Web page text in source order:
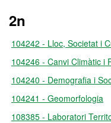
2n
104242 - Lloc, Societat i
104246 - Canvi Climàtic i
104240 - Demografia i
104241 - Geomorfologia
108385 - Laboratori